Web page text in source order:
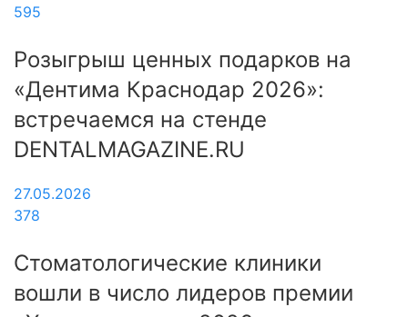
595
Розыгрыш ценных подарков на
«Дентима Краснодар 2026»:
встречаемся на стенде
DENTALMAGAZINE.RU
27.05.2026
378
Стоматологические клиники
вошли в число лидеров премии